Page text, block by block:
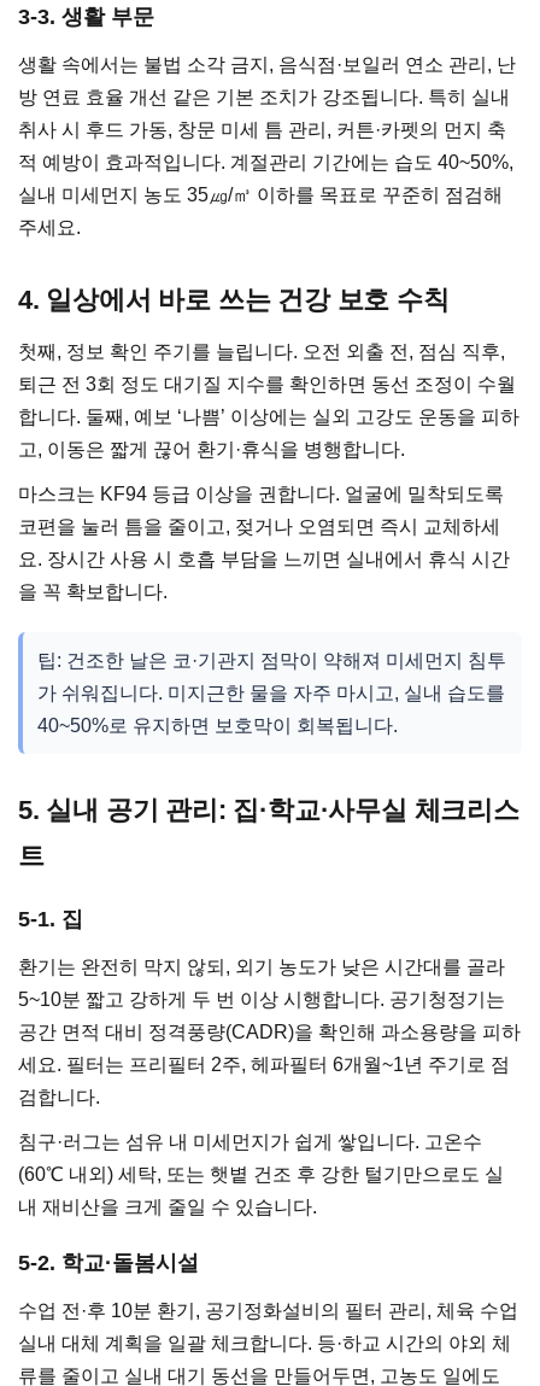
3-3. 생활 부문
생활 속에서는 불법 소각 금지, 음식점·보일러 연소 관리, 난
방 연료 효율 개선 같은 기본 조치가 강조됩니다. 특히 실내
취사 시 후드 가동, 창문 미세 틈 관리, 커튼·카펫의 먼지 축
적 예방이 효과적입니다. 계절관리 기간에는 습도 40~50%,
실내 미세먼지 농도 35㎍/㎥ 이하를 목표로 꾸준히 점검해
주세요.
4. 일상에서 바로 쓰는 건강 보호 수칙
첫째, 정보 확인 주기를 늘립니다. 오전 외출 전, 점심 직후,
퇴근 전 3회 정도 대기질 지수를 확인하면 동선 조정이 수월
합니다. 둘째, 예보 ‘나쁨’ 이상에는 실외 고강도 운동을 피하
고, 이동은 짧게 끊어 환기·휴식을 병행합니다.
마스크는 KF94 등급 이상을 권합니다. 얼굴에 밀착되도록
코편을 눌러 틈을 줄이고, 젖거나 오염되면 즉시 교체하세
요. 장시간 사용 시 호흡 부담을 느끼면 실내에서 휴식 시간
을 꼭 확보합니다.
팁: 건조한 날은 코·기관지 점막이 약해져 미세먼지 침투
가 쉬워집니다. 미지근한 물을 자주 마시고, 실내 습도를
40~50%로 유지하면 보호막이 회복됩니다.
5. 실내 공기 관리: 집·학교·사무실 체크리스
트
5-1. 집
환기는 완전히 막지 않되, 외기 농도가 낮은 시간대를 골라
5~10분 짧고 강하게 두 번 이상 시행합니다. 공기청정기는
공간 면적 대비 정격풍량(CADR)을 확인해 과소용량을 피하
세요. 필터는 프리필터 2주, 헤파필터 6개월~1년 주기로 점
검합니다.
침구·러그는 섬유 내 미세먼지가 쉽게 쌓입니다. 고온수
(60℃ 내외) 세탁, 또는 햇볕 건조 후 강한 털기만으로도 실
내 재비산을 크게 줄일 수 있습니다.
5-2. 학교·돌봄시설
수업 전·후 10분 환기, 공기정화설비의 필터 관리, 체육 수업
실내 대체 계획을 일괄 체크합니다. 등·하교 시간의 야외 체
류를 줄이고 실내 대기 동선을 만들어두면, 고농도 일에도